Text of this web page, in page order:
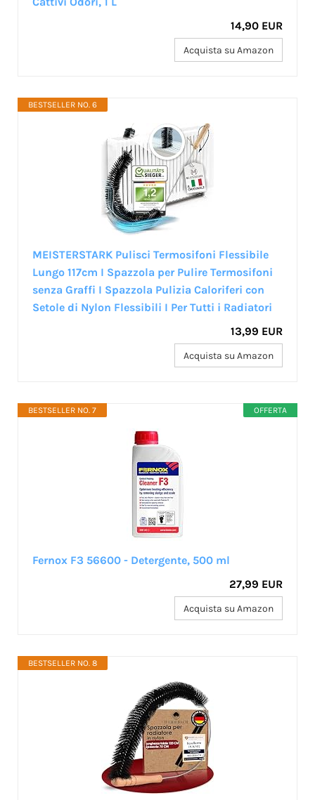
14,90 EUR
Acquista su Amazon
BESTSELLER NO. 6
MEISTERSTARK Pulisci Termosifoni Flessibile
Lungo 117cm I Spazzola per Pulire Termosifoni
senza Graffi I Spazzola Pulizia Caloriferi con
Setole di Nylon Flessibili I Per Tutti i Radiatori
13,99 EUR
Acquista su Amazon
OFFERTA
BESTSELLER NO. 7
Fernox F3 56600 - Detergente, 500 ml
27,99 EUR
Acquista su Amazon
BESTSELLER NO. 8